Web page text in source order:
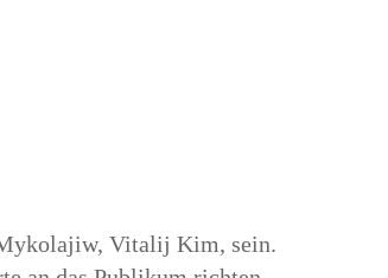
Mykolajiw, Vitalij Kim, sein.